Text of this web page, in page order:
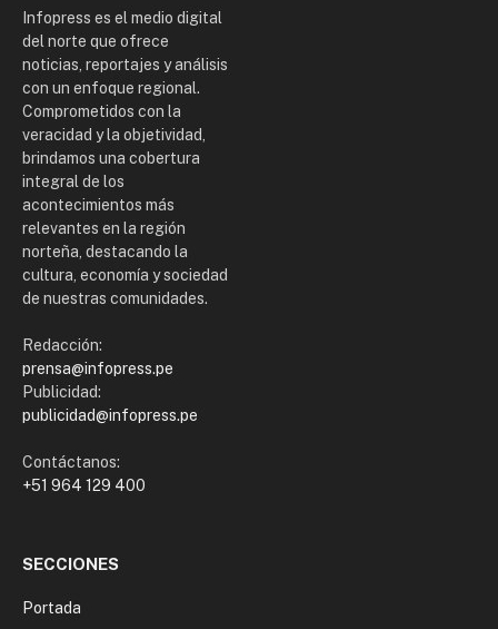
Infopress es el medio digital
del norte que ofrece
noticias, reportajes y análisis
con un enfoque regional.
Comprometidos con la
veracidad y la objetividad,
brindamos una cobertura
integral de los
acontecimientos más
relevantes en la región
norteña, destacando la
cultura, economía y sociedad
de nuestras comunidades.
Redacción:
prensa@infopress.pe
Publicidad:
publicidad@infopress.pe
Contáctanos:
+51 964 129 400
SECCIONES
Portada